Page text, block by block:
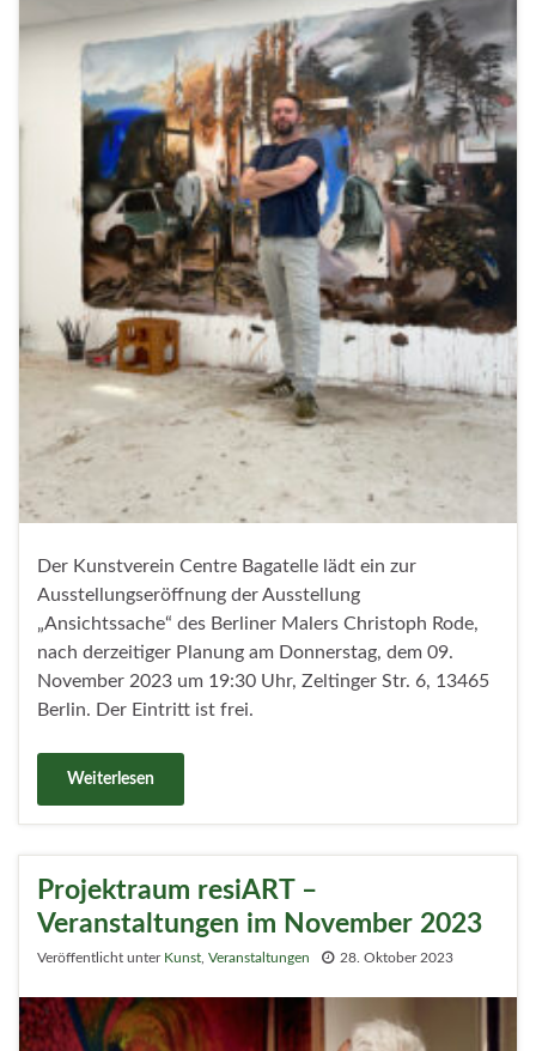
Der Kunstverein Centre Bagatelle lädt ein zur
Ausstellungseröffnung der Ausstellung
„Ansichtssache“ des Berliner Malers Christoph Rode,
nach derzeitiger Planung am Donnerstag, dem 09.
November 2023 um 19:30 Uhr, Zeltinger Str. 6, 13465
Berlin. Der Eintritt ist frei.
Weiterlesen
Projektraum resiART –
Veranstaltungen im November 2023
Veröffentlicht unter Kunst Veranstaltungen 28. Oktober 2023